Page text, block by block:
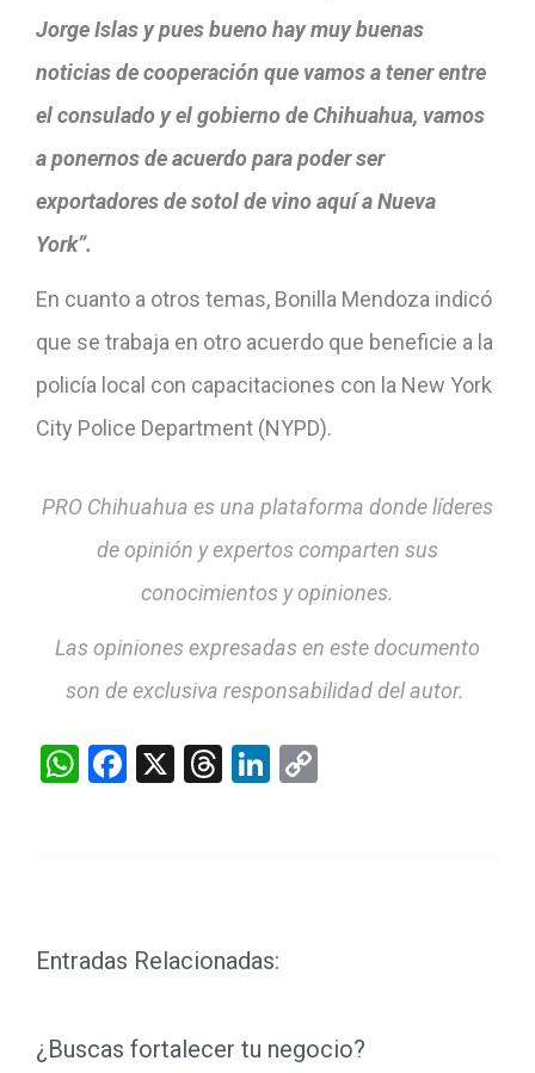
Jorge Islas y pues bueno hay muy buenas
noticias de cooperación que vamos a tener entre
el consulado y el gobierno de Chihuahua, vamos
a ponernos de acuerdo para poder ser
exportadores de sotol de vino aquí a Nueva
York”.
En cuanto a otros temas, Bonilla Mendoza indicó
que se trabaja en otro acuerdo que beneficie a la
policía local con capacitaciones con la New York
City Police Department (NYPD).
PRO Chihuahua es una plataforma donde líderes
de opinión y expertos comparten sus
conocimientos y opiniones.
Las opiniones expresadas en este documento
son de exclusiva responsabilidad del autor.
WhatsApp
Facebook
X Threads
LinkedIn
Entradas Relacionadas:
¿Buscas fortalecer tu negocio?